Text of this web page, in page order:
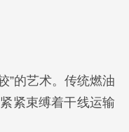
”的艺术。传统燃油
紧束缚着干线运输